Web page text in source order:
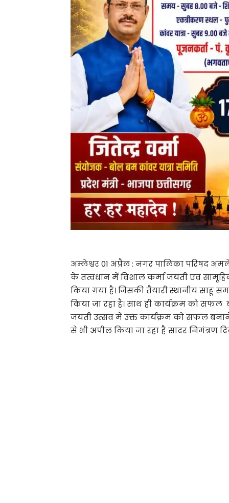
अम्लेश्वर 01 अप्रैल : नगर पालिका परिषद
के तत्वधान में विशाल कर्मा जयंती एवं
किया गया है। जिसकी तैयारी स्थानीय साहू
किया जा रहा है। साथ ही कार्यक्रम को सफल
जयंती उत्सव में उक्त कार्यक्रम को सफल
से भी अपील किया जा रहा है सादर निमंत्रण